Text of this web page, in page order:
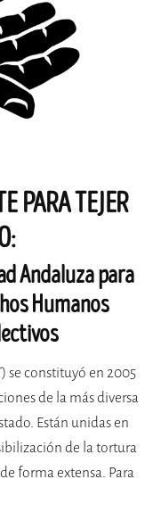
PARA TEJER
Andaluza para
Humanos
se constituyó en 2005
de la más diversa
Están unidas en
de la tortura
forma extensa. Para